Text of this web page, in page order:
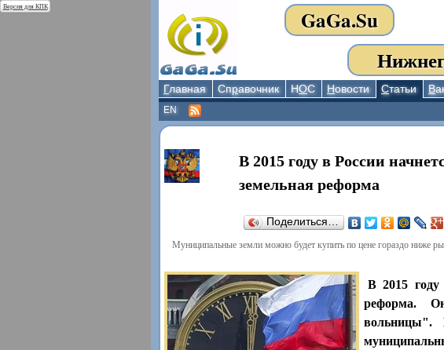
Версия для КПК GaGa.Su
Главная Справочник НОС Новости Статьи В
EN
В 2015 году в России
земельная реформа
Поделиться…
Муниципальные земли можно будет купить по цене гораздо ниже
В 2015 году
реформа.
вольницы".